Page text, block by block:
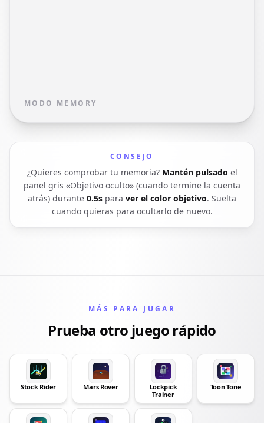
MODO MEMORY
CONSEJO
¿Quieres comprobar tu memoria? Mantén pulsado el
panel gris «Objetivo oculto» (cuando termine la cuenta
atrás) durante 0.5s para ver el color objetivo. Suelta
cuando quieras para ocultarlo de nuevo.
MÁS PARA JUGAR
Prueba otro juego rápido
Stock Rider Mars Rover
Lockpick
Trainer
Toon Tone